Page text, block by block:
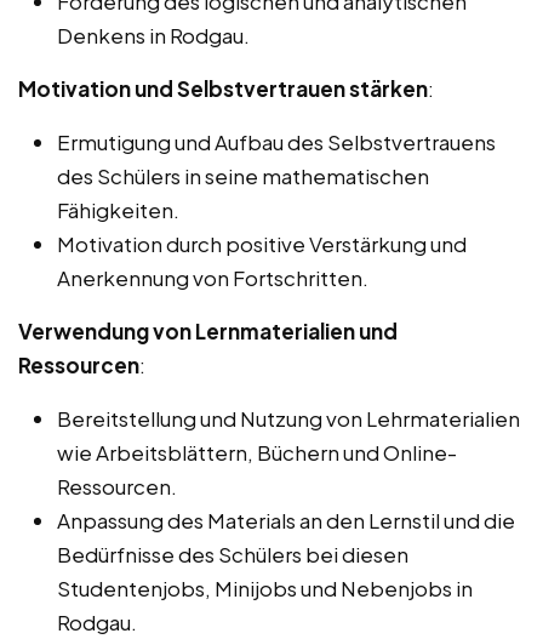
Denkens in Rodgau.
Motivation und Selbstvertrauen stärken:
Ermutigung und Aufbau des Selbstvertrauens
des Schülers in seine mathematischen
Fähigkeiten.
Motivation durch positive Verstärkung und
Anerkennung von Fortschritten.
Verwendung von Lernmaterialien und
Ressourcen:
Bereitstellung und Nutzung von Lehrmaterialien
wie Arbeitsblättern, Büchern und Online-
Ressourcen.
Anpassung des Materials an den Lernstil und die
Bedürfnisse des Schülers bei diesen
Studentenjobs, Minijobs und Nebenjobs in
Rodgau.